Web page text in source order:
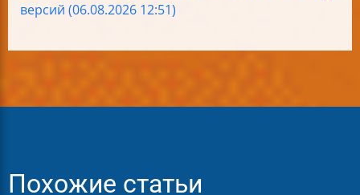
версий (06.08.2026 12:51)
Похожие статьи